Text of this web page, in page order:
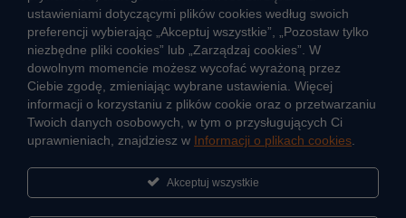
Usługi okołociepłownicze
Informacje ciepła systemowego
JAK POWSTAJE CIEPŁO
ŹRÓDŁA CIEPŁA
Mapa sieci ciepłowniczej
KIERUNKI ROZWOJU SIECI CIEPŁOWNICZEJ
ustawieniami dotyczącymi plików cookies według swoich
preferencji wybierając „Akceptuj wszystkie”, „Pozostaw tylko
niezbędne pliki cookies” lub „Zarządzaj cookies”. W
dowolnym momencie możesz wycofać wyrażoną przez
Ciebie zgodę, zmieniając wybrane ustawienia. Więcej
informacji o korzystaniu z plików cookie oraz o przetwarzaniu
Twoich danych osobowych, w tym o przysługujących Ci
uprawnieniach, znajdziesz w Informacji o plikach cookies
Akceptuj wszystkie